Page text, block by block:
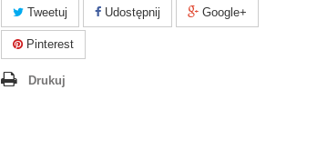
Tweetuj Udostępnij Google+
Pinterest
Drukuj